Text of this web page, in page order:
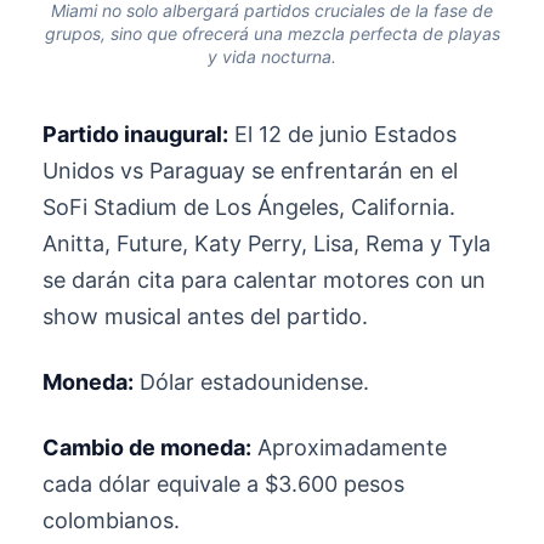
Miami no solo albergará partidos cruciales de la fase de
grupos, sino que ofrecerá una mezcla perfecta de playas
y vida nocturna.
Partido inaugural: El 12 de junio Estados
Unidos vs Paraguay se enfrentarán en el
SoFi Stadium de Los Ángeles, California.
Anitta, Future, Katy Perry, Lisa, Rema y Tyla
se darán cita para calentar motores con un
show musical antes del partido.
Moneda: Dólar estadounidense.
Cambio de moneda: Aproximadamente
cada dólar equivale a $3.600 pesos
colombianos.